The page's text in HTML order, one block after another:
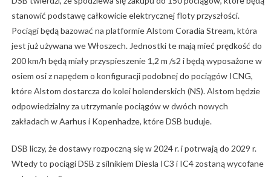
stanowić podstawę całkowicie elektrycznej floty przyszłości.
Pociągi będą bazować na platformie Alstom Coradia Stream, która
jest już używana we Włoszech. Jednostki te mają mieć prędkość do
200 km/h będą miały przyspieszenie 1,2 m /s2 i będą wyposażone w
osiem osi z napędem o konfiguracji podobnej do pociągów ICNG,
które Alstom dostarcza do kolei holenderskich (NS). Alstom będzie
odpowiedzialny za utrzymanie pociągów w dwóch nowych
zakładach w Aarhus i Kopenhadze, które DSB buduje.
DSB liczy, że dostawy rozpoczną się w 2024 r. i potrwają do 2029 r.
Wtedy to pociągi DSB z silnikiem Diesla IC3 i IC4 zostaną wycofane